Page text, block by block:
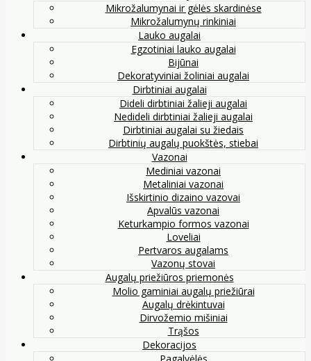
Mikrožalumynai ir gėlės skardinėse
Mikrožalumynų rinkiniai
Lauko augalai
Egzotiniai lauko augalai
Bijūnai
Dekoratyviniai žoliniai augalai
Dirbtiniai augalai
Dideli dirbtiniai žalieji augalai
Nedideli dirbtiniai žalieji augalai
Dirbtiniai augalai su žiedais
Dirbtinių augalų puokštės, stiebai
Vazonai
Mediniai vazonai
Metaliniai vazonai
Išskirtinio dizaino vazovai
Apvalūs vazonai
Keturkampio formos vazonai
Loveliai
Pertvaros augalams
Vazonų stovai
Augalų priežiūros priemonės
Molio gaminiai augalų priežiūrai
Augalų drėkintuvai
Dirvožemio mišiniai
Trąšos
Dekoracijos
Pagalvėlės